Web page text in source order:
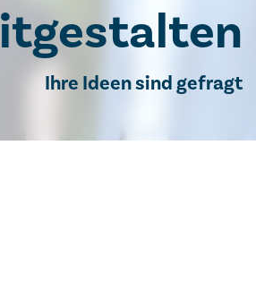
Ihre Ideen sind gefragt